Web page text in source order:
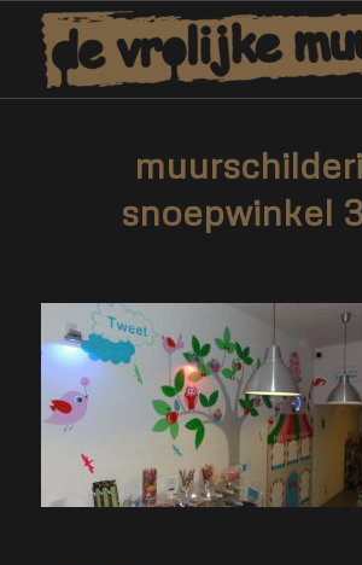
snoepwinkel